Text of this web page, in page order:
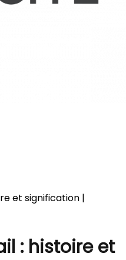
et signification |
: histoire et